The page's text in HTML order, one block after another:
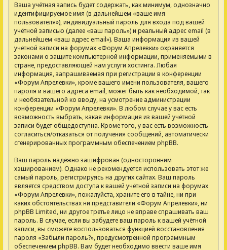
Ваша учётная запись будет содержать, как минимум, однозначно
идентифицируемое имя (в дальнейшем «ваше имя
пользователя»), индивидуальный пароль для входа под вашей
учётной записью (далее «ваш пароль») и реальный адрес email (в
дальнейшем «ваш адрес email»). Ваша информация из вашей
учётной записи на форумах «Форум Апрелевки» охраняется
законами о защите компьютерной информации, применяемыми в
стране, предоставляющей нам услуги хостинга. Любая
информация, запрашиваемая при регистрации в конференции
«Форум Апрелевки», кроме вашего имени пользователя, вашего
пароля и вашего адреса email, может быть как необходимой, так
и необязательной ко вводу, на усмотрение администрации
конференции «Форум Апрелевки». В любом случае у вас есть
возможность выбрать, какая информация из вашей учётной
записи будет общедоступна. Кроме того, у вас есть возможность
согласиться/отказаться от получения сообщений, автоматически
сгенерированных программным обеспечением phpBB.
Ваш пароль надёжно зашифрован (односторонним
хэшированием). Однако не рекомендуется использовать этот же
самый пароль, регистрируясь на других сайтах. Ваш пароль
является средством доступа к вашей учётной записи на форумах
«Форум Апрелевки», пожалуйста, храните его в тайне, ни при
каких обстоятельствах ни представители «Форум Апрелевки», ни
phpBB Limited, ни другое третье лицо не вправе спрашивать ваш
пароль. В случае, если вы забудете ваш пароль к вашей учётной
записи, вы сможете воспользоваться функцией восстановления
пароля «Забыли пароль?», предусмотренной программным
обеспечением phpBB. Вам будет необходимо ввести ваше имя